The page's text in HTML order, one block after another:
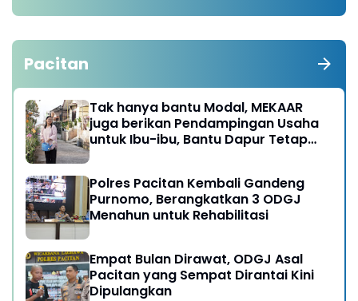
Pacitan
Tak hanya bantu Modal, MEKAAR
juga berikan Pendampingan Usaha
untuk Ibu-ibu, Bantu Dapur Tetap
Polres Pacitan Kembali Gandeng
Purnomo, Berangkatkan 3 ODGJ
Menahun untuk Rehabilitasi
Empat Bulan Dirawat, ODGJ Asal
Pacitan yang Sempat Dirantai Kini
Dipulangkan